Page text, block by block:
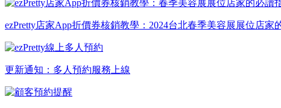
ezPretty店家App折價券核銷教學：2024台北春季美容展展位店家
更新通知：多人預約服務上線